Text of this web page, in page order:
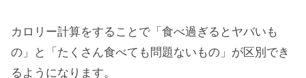
カロリー計算をすることで「食べ過ぎるとヤバいも
の」と「たくさん食べても問題ないもの」が区別でき
るようになります。